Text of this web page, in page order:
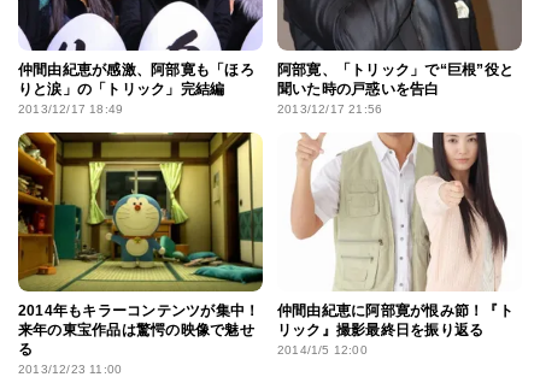
仲間由紀恵が感激、阿部寛も「ほろ
りと涙」の「トリック」完結編
2013/12/17 18:49
阿部寛、「トリック」で“巨根”役と
聞いた時の戸惑いを告白
2013/12/17 21:56
2014年もキラーコンテンツが集中！
来年の東宝作品は驚愕の映像で魅せ
る
2013/12/23 11:00
仲間由紀恵に阿部寛が恨み節！『ト
リック』撮影最終日を振り返る
2014/1/5 12:00